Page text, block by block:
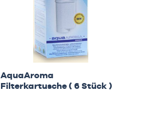
AquaAroma
Filterkartusche ( 6 Stück )